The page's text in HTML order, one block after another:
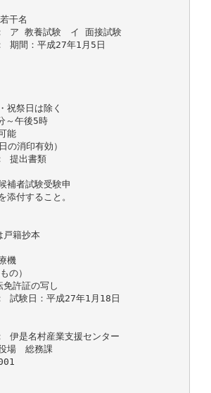
干名
ア 教養試験 イ 面接試験
間：平成27年1月5日
祝祭日は除く
～午後5時
能
の消印有効）
提出書類
補者試験受験申
添付すること。
戸籍抄本
機
の）
許証の写し
験日：平成27年1月18日
是名村産業支援センター
場 総務課